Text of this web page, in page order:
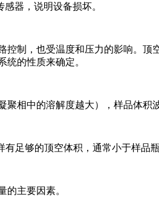
器，说明设备损坏。
，也受温度和压力的影响。顶
统的性质来确定。
中的溶解度越大），样品体积
够的顶空体积，通常小于样品瓶
主要因素。